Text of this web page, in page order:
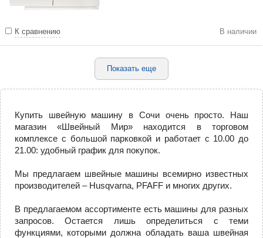
К сравнению В наличии
Показать еще
Купить швейную машину в Сочи очень просто. Наш
магазин «Швейный Мир» находится в торговом
комплексе с большой парковкой и работает с 10.00 до
21.00: удобный график для покупок.
Мы предлагаем швейные машины всемирно известных
производителей – Husqvarna, PFAFF и многих других.
В предлагаемом ассортименте есть машины для разных
запросов. Остается лишь определиться с теми
функциями, которыми должна обладать ваша швейная